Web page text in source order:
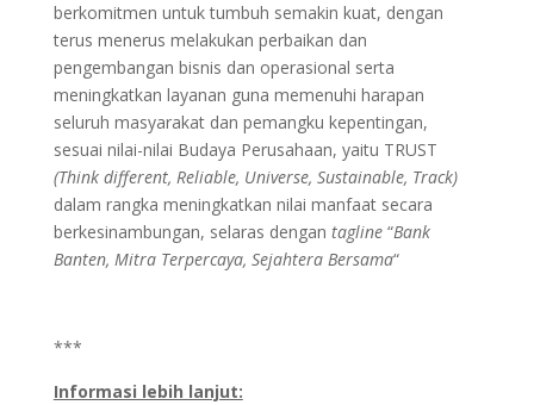
berkomitmen untuk tumbuh semakin kuat, dengan
terus menerus melakukan perbaikan dan
pengembangan bisnis dan operasional serta
meningkatkan layanan guna memenuhi harapan
seluruh masyarakat dan pemangku kepentingan,
sesuai nilai-nilai Budaya Perusahaan, yaitu TRUST
(Think different, Reliable, Universe, Sustainable, Track)
dalam rangka meningkatkan nilai manfaat secara
berkesinambungan, selaras dengan tagline “Bank
Banten, Mitra Terpercaya, Sejahtera Bersama“
***
Informasi lebih lanjut: